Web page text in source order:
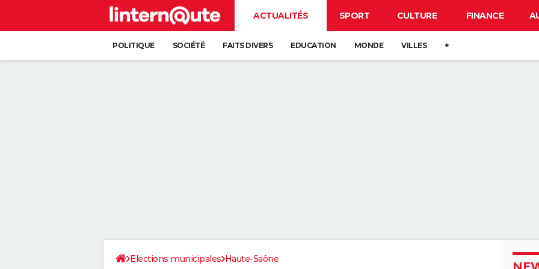
ACTUALITÉS SPORT CULTURE FINANCE
POLITIQUE SOCIÉTÉ FAITS DIVERS EDUCATION MONDE VILLES +
Elections municipales Haute-Saône